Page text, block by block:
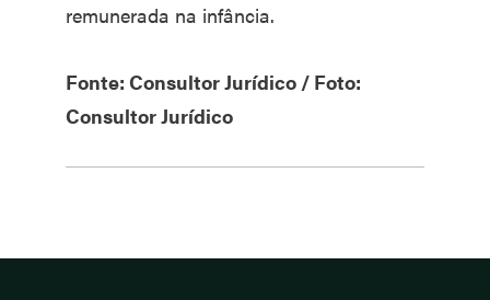
remunerada na infância.
Fonte: Consultor Jurídico / Foto:
Consultor Jurídico